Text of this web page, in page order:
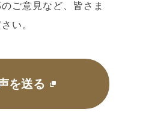
ご意見など、皆さま
い。
を送る